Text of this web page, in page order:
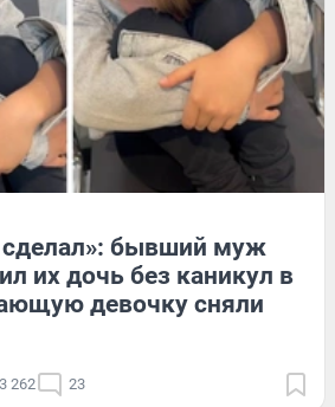
сделал»: бывший муж
их дочь без каникул в
девочку сняли
3 262 23